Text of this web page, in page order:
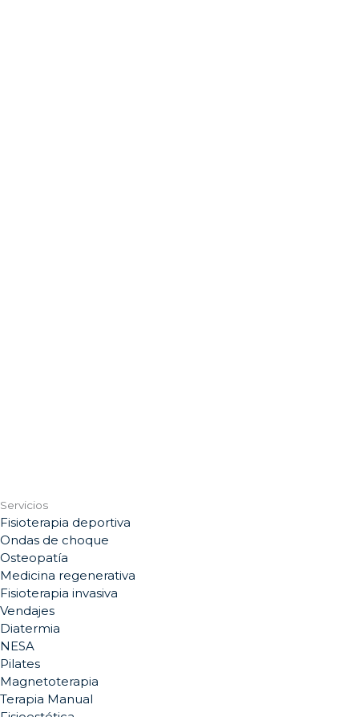
Servicios
Fisioterapia deportiva
Ondas de choque
Osteopatía
Medicina regenerativa
Fisioterapia invasiva
Vendajes
Diatermia
NESA
Pilates
Magnetoterapia
Terapia Manual